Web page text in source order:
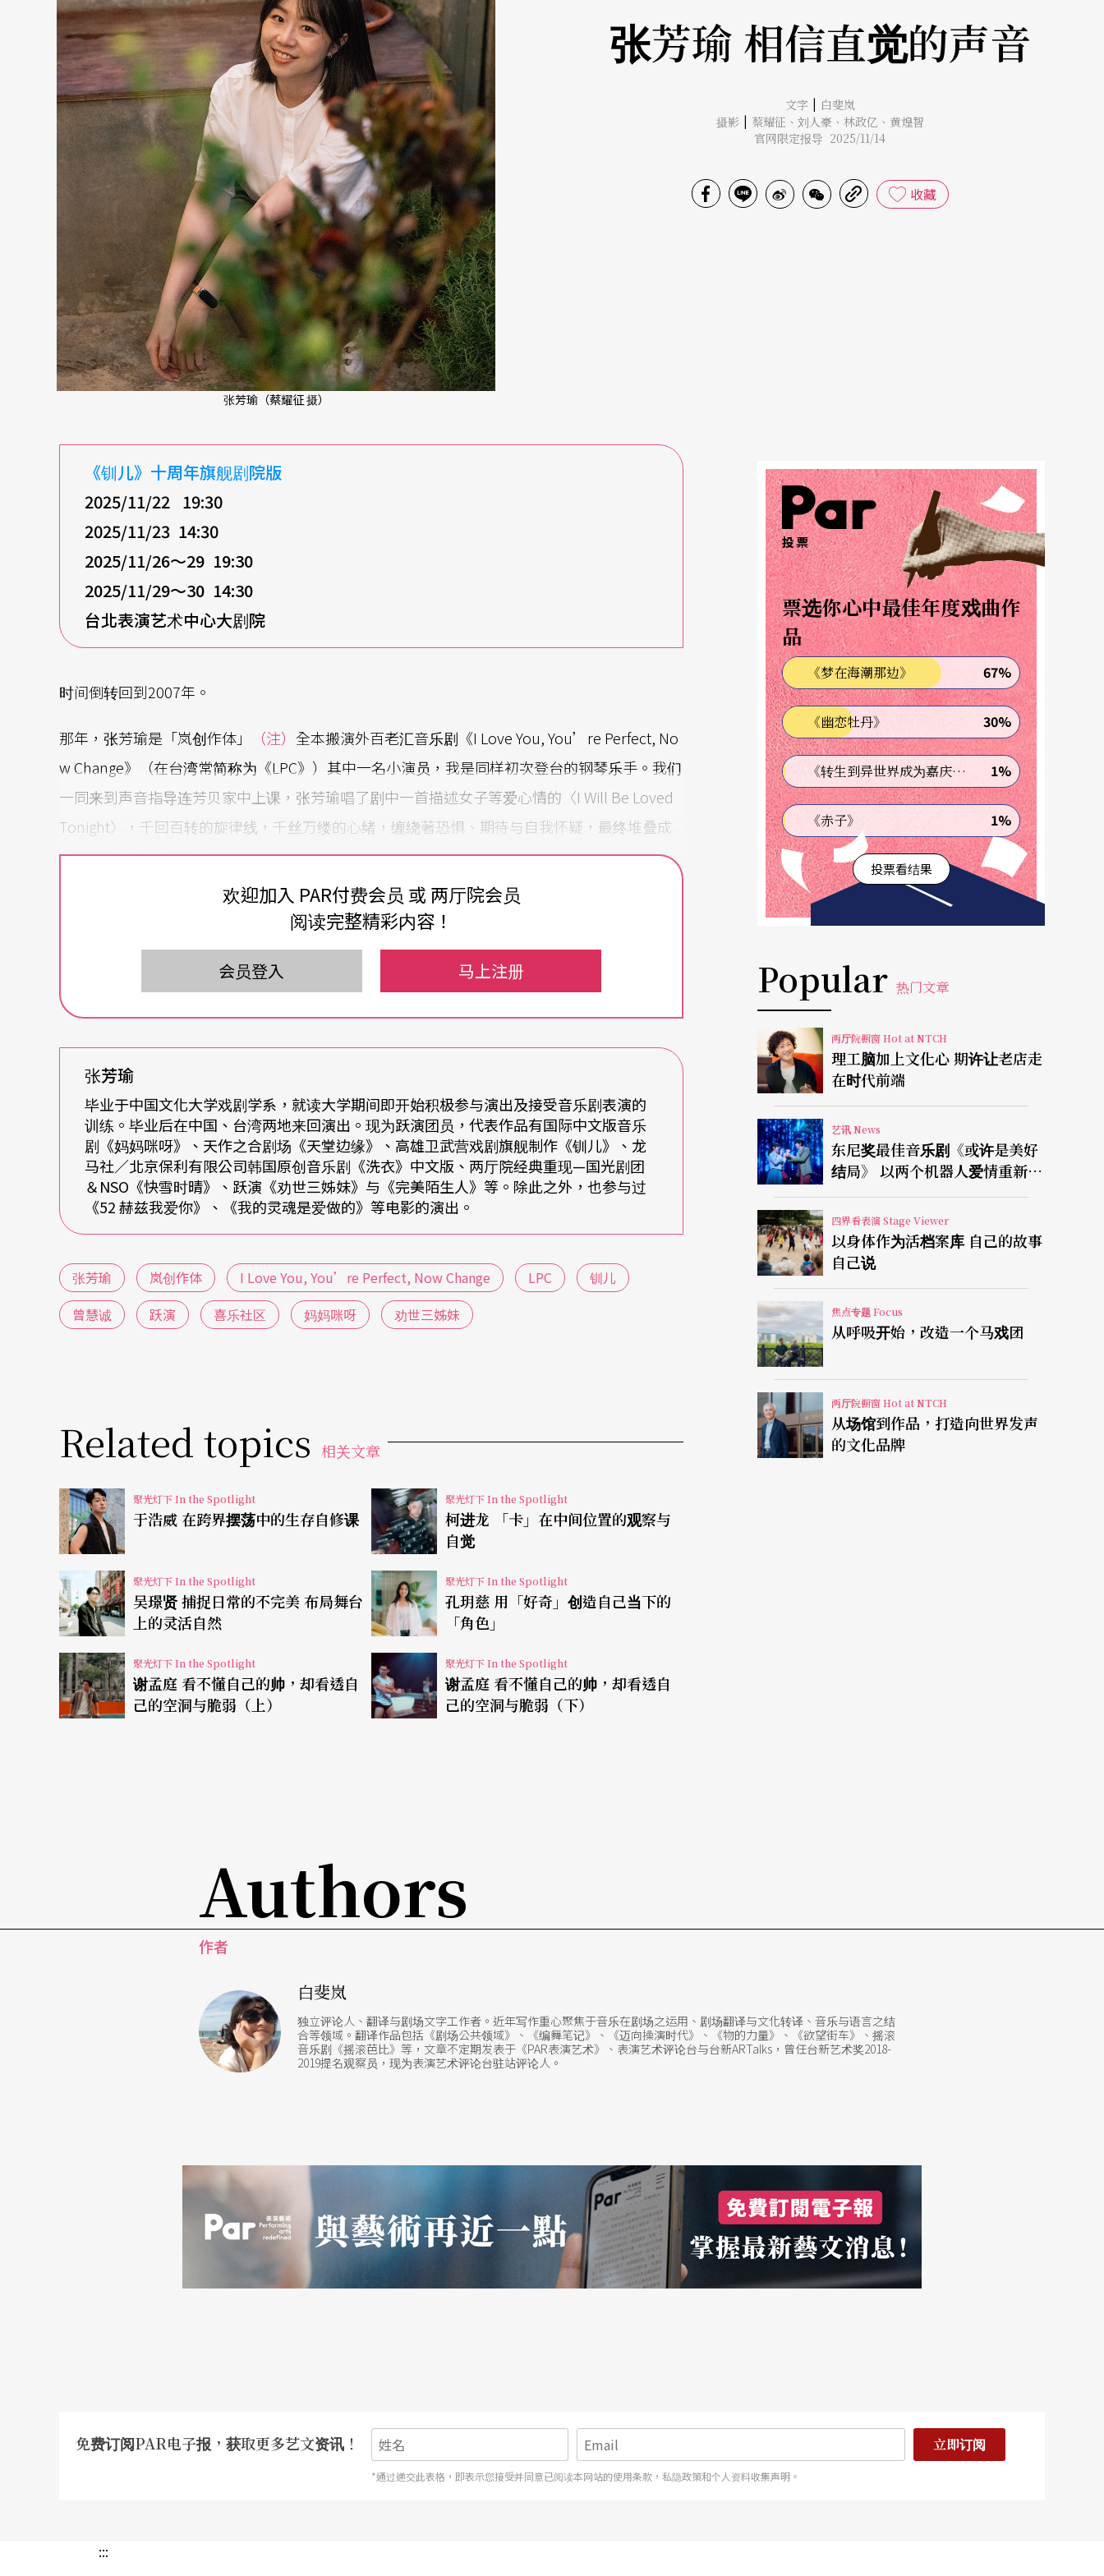
张芳瑜（蔡耀征 摄）
张芳瑜 相信直觉的声音
文字 | 白斐岚
摄影 | 蔡耀征 、 刘人豪 、 林政亿 、 黄煌智
官网限定报导 2025/11/14
收藏
《钏儿》十周年旗舰剧院版
2025/11/22 19:30
2025/11/23 14:30
2025/11/26～29 19:30
2025/11/29～30 14:30
台北表演艺术中心大剧院
时间倒转回到2007年。
那年，张芳瑜是「岚创作体」 （注） 全本搬演外百老汇音乐剧《I Love You, You’re Perfect, No
w Change》（在台湾常简称为《LPC》）其中一名小演员，我是同样初次登台的钢琴乐手。我们
一同来到声音指导连芳贝家中上课，张芳瑜唱了剧中一首描述女子等爱心情的〈I Will Be Loved
Tonight〉，千回百转的旋律线，千丝万缕的心绪，缠绕著恐惧、期待与自我怀疑，最终堆叠成
坚定的信念「我会被爱」。
最后的和弦余音落定，老师转头说：「张芳瑜，你唱歌都没在想，这样很好。」
这是称赞——肯定张芳瑜不落入那些细微、纠结的技巧展现，反而毫无后顾之忧，跟著旋律指引
的方向，抛出自身与角色、旋律与声音的情感共鸣。访问时提起这段往事，她说：「好怀念也好
羡慕喔，我现在都想很多耶！」
很难想像「想很多」的张芳瑜是什么样子。
欢迎加入 PAR付费会员 或 两厅院会员
阅读完整精彩内容！
会员登入 马上注册
张芳瑜
毕业于中国文化大学戏剧学系，就读大学期间即开始积极参与演出及接受音乐剧表演的
训练。毕业后在中国、台湾两地来回演出。现为跃演团员，代表作品有国际中文版音乐
剧《妈妈咪呀》、天作之合剧场《天堂边缘》、高雄卫武营戏剧旗舰制作《钏儿》、龙
马社／北京保利有限公司韩国原创音乐剧《洗衣》中文版、两厅院经典重现—国光剧团
＆NSO《快雪时晴》、跃演《劝世三姊妹》与《完美陌生人》等。除此之外，也参与过
《52 赫兹我爱你》、《我的灵魂是爱做的》等电影的演出。
张芳瑜 岚创作体 I Love You, You’re Perfect, Now Change LPC
钏儿
曾慧诚
跃演 喜乐社区 妈妈咪呀 劝世三姊妹
Related topics 相关文章
聚光灯下 In the Spotlight
于浩威 在跨界摆荡中的生存自修课
聚光灯下 In the Spotlight
柯进龙 「卡」在中间位置的观察与
自觉
聚光灯下 In the Spotlight
吴璟贤 捕捉日常的不完美 布局舞台
上的灵活自然
聚光灯下 In the Spotlight
孔玥慈 用「好奇」创造自己当下的
「角色」
聚光灯下 In the Spotlight
谢孟庭 看不懂自己的帅，却看透自
己的空洞与脆弱（上）
聚光灯下 In the Spotlight
谢孟庭 看不懂自己的帅，却看透自
己的空洞与脆弱（下）
投票
票选你心中最佳年度戏曲作
品
《梦在海潮那边》 67%
《幽恋牡丹》 30%
《转生到异世界成为嘉庆君—发现我的祖先是诈骗集团!?》 1%
《赤子》 1%
投票看结果
Popular 热门文章
两厅院橱窗 Hot at NTCH
理工脑加上文化心 期许让老店走
在时代前端
艺讯 News
东尼奖最佳音乐剧《或许是美好
结局》 以两个机器人爱情重新凝
视有限人生
四界看表演 Stage Viewer
以身体作为活档案库 自己的故事
自己说
焦点专题 Focus
从呼吸开始，改造一个马戏团
两厅院橱窗 Hot at NTCH
从场馆到作品，打造向世界发声
的文化品牌
Authors
作者
白斐岚
独立评论人、翻译与剧场文字工作者。近年写作重心聚焦于音乐在剧场之运用、剧场翻译与文化转译、音乐与语言之结
合等领域。翻译作品包括《剧场公共领域》、《编舞笔记》、《迈向操演时代》、《物的力量》、《欲望街车》、摇滚
音乐剧《摇滚芭比》等，文章不定期发表于《PAR表演艺术》、表演艺术评论台与台新ARTalks，曾任台新艺术奖2018-
2019提名观察员，现为表演艺术评论台驻站评论人。
免费订阅PAR电子报，获取更多艺文资讯！ 立即订阅
*通过递交此表格，即表示您接受并同意已阅读本网站的使用条款，私隐政策和个人资料收集声明。
:::